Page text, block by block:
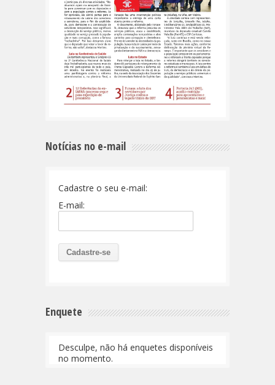
Notícias no e-mail
Cadastre o seu e-mail:
E-mail:
Enquete
Desculpe, não há enquetes disponíveis
no momento.